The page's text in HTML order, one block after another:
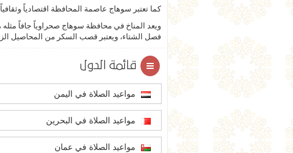
كما تعتبر سوهاج عاصمة المحافظة اقتصادياً
ويعد المناخ في محافظة سوهاج صحراوياً جافاً
فصل الشتاء، ويعتبر قصب السكر من المحاصيل
قائمة الدول
مواعيد الصلاة في اليمن
مواعيد الصلاة في البحرين
مواعيد الصلاة في عمان